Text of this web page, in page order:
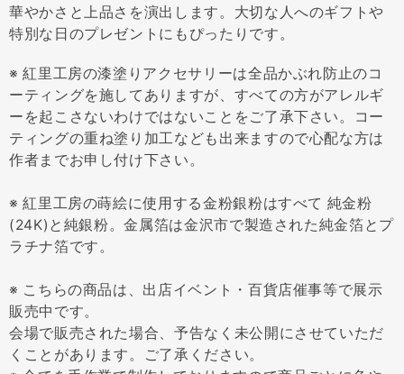
華やかさと上品さを演出します。大切な人へのギフトや
特別な日のプレゼントにもぴったりです。
※ 紅里工房の漆塗りアクセサリーは全品かぶれ防止のコ
ーティングを施してありますが、すべての方がアレルギ
ーを起こさないわけではないことをご了承下さい。コー
ティングの重ね塗り加工なども出来ますので心配な方は
作者までお申し付け下さい。
※ 紅里工房の蒔絵に使用する金粉銀粉はすべて 純金粉
(24K)と純銀粉。金属箔は金沢市で製造された純金箔とプ
ラチナ箔です。
※ こちらの商品は、出店イベント・百貨店催事等で展示
販売中です。
会場で販売された場合、予告なく未公開にさせていただ
くことがあります。ご了承ください。